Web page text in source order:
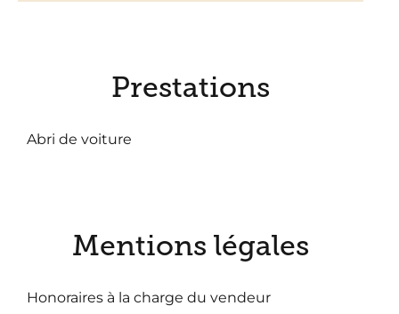
Prestations
Abri de voiture
Mentions légales
Honoraires à la charge du vendeur